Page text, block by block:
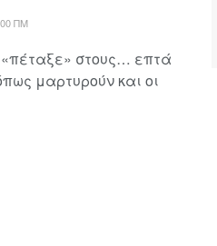
ΠΜ
«πέταξε» στους… επτά
μαρτυρούν και οι